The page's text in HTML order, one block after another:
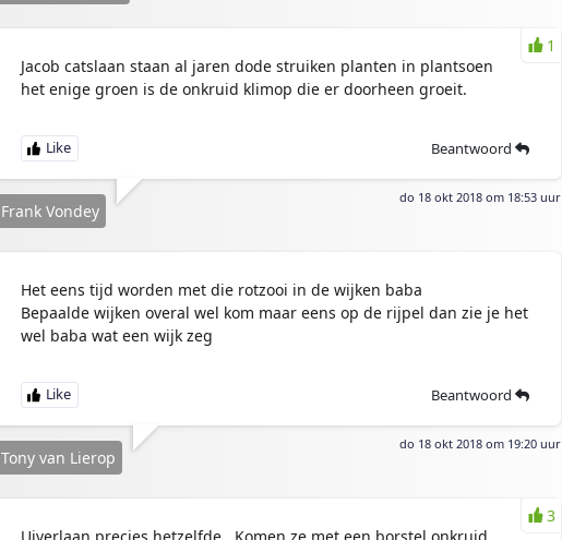
Jacob catslaan staan al jaren dode struiken planten in plantsoen
het enige groen is de onkruid klimop die er doorheen groeit.
Beantwoord
do 18 okt 2018 om 18:53 uur
Frank Vondey
1
Het eens tijd worden met die rotzooi in de wijken baba
Bepaalde wijken overal wel kom maar eens op de rijpel dan zie je het
wel baba wat een wijk zeg
Beantwoord
do 18 okt 2018 om 19:20 uur
Tony van Lierop
3